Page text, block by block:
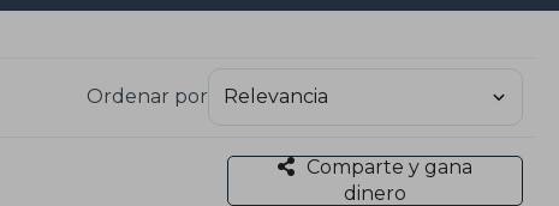
Ordenar por
Comparte y gana
dinero